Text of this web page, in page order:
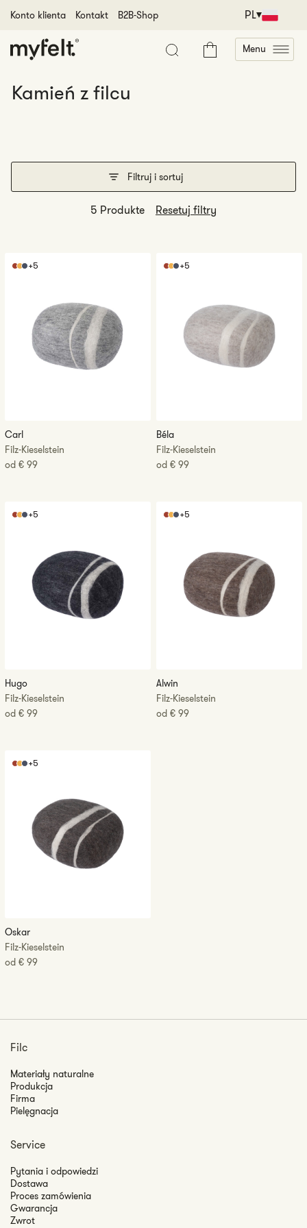
Przejdź do treści
Konto klienta Kontakt B2B-Shop PL
Menu
Koszyk
Kategoria:
Kamień z filcu
Filtruj i sortuj
5 Produkte Resetuj filtry
Carl +5
Carl
Filz-Kieselstein
CENA
od € 99
Béla +5
Béla
Filz-Kieselstein
CENA
od € 99
Hugo+5
Hugo
Filz-Kieselstein
CENA
od € 99
Alwin +5
Alwin
Filz-Kieselstein
CENA
od € 99
Oskar+5
Oskar
Filz-Kieselstein
CENA
od € 99
Filc
Materiały naturalne
Produkcja
Firma
Pielęgnacja
Service
Pytania i odpowiedzi
Dostawa
Proces zamówienia
Gwarancja
Zwrot